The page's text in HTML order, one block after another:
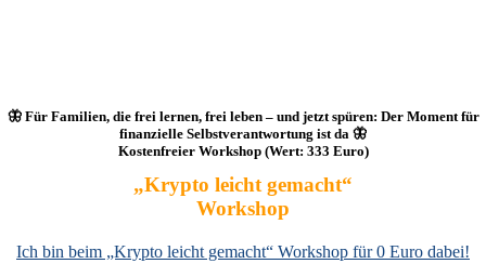
🦋 Für Familien, die frei lernen, frei leben – und jetzt spüren: Der Moment für
finanzielle Selbstverantwortung ist da 🦋
Kostenfreier Workshop (Wert: 333 Euro)
„Krypto leicht gemacht“
Workshop
Ich bin beim „Krypto leicht gemacht“ Workshop für 0 Euro dabei!